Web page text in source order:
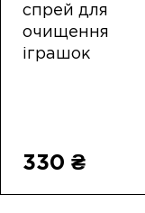
спрей для
очищення
іграшок
330 ₴